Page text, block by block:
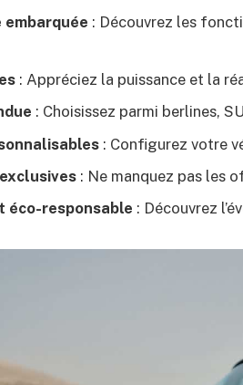
embarquée : Découvrez les
: Appréciez la puissance et la
: Choisissez parmi berlines,
: Configurez votre
: Ne manquez pas les
éco-responsable : Découvrez